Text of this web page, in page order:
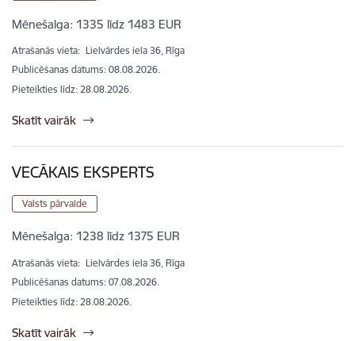
Mēnešalga: 1335 līdz 1483 EUR
Atrašanās vieta: Lielvārdes iela 36, Rīga
Publicēšanas datums: 08.08.2026.
Pieteikties līdz: 28.08.2026.
Skatīt vairāk
VECĀKAIS EKSPERTS
Valsts pārvalde
Mēnešalga: 1238 līdz 1375 EUR
Atrašanās vieta: Lielvārdes iela 36, Rīga
Publicēšanas datums: 07.08.2026.
Pieteikties līdz: 28.08.2026.
Skatīt vairāk